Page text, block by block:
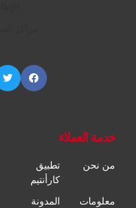
خدمة العملاء
من نحن
تطبيق
كارأنتيم
معلومات
المدونة